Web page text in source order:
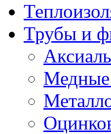
Трубы и
Медные